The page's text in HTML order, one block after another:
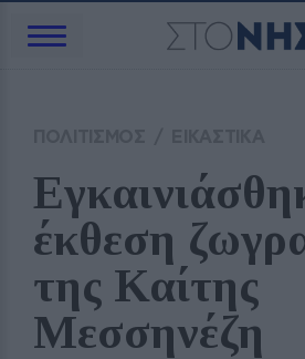
έκθεση
της Καίτης
Μεσσηνέζη